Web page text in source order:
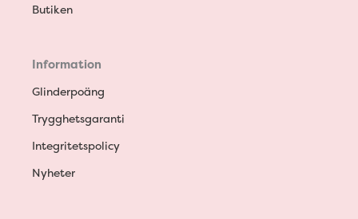
Butiken
Information
Glinderpoäng
Trygghetsgaranti
Integritetspolicy
Nyheter